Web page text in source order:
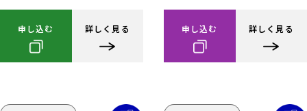
申し込む 詳しく見る 申し込む 詳しく見る